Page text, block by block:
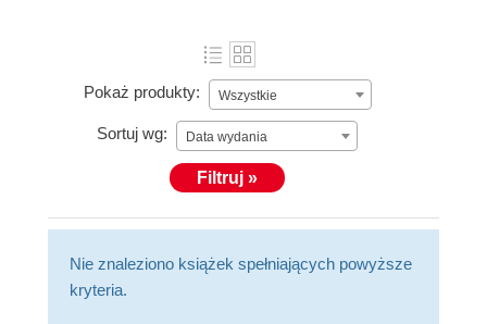
Pokaż produkty: Wszystkie
Sortuj wg: Data wydania
Filtruj »
Nie znaleziono książek spełniających powyższe
kryteria.